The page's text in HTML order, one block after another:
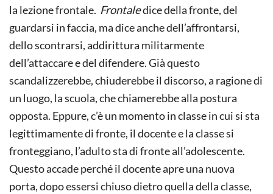
la lezione frontale. Frontaledice della fronte, del
guardarsi in faccia, ma dice anche dell’affrontarsi,
dello scontrarsi, addirittura militarmente
dell’attaccare e del difendere. Già questo
scandalizzerebbe, chiuderebbe il discorso, a ragione di
un luogo, la scuola, che chiamerebbe alla postura
opposta. Eppure, c’è un momento in classe in cui si sta
legittimamente di fronte, il docente e la classe si
fronteggiano, l’adulto sta di fronte all’adolescente.
Questo accade perché il docente apre una nuova
porta, dopo essersi chiuso dietro quella della classe,